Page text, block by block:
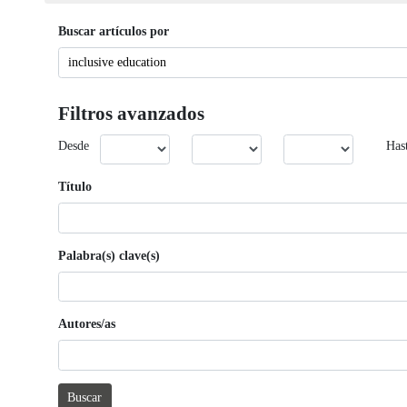
Buscar artículos por
Filtros avanzados
Desde
Título
Palabra(s) clave(s)
Autores/as
Buscar